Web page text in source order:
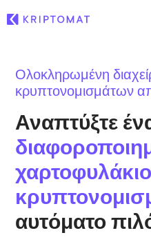
Όλες οι τιμές
Πάνω από 300+
Τα πιο κερδισμένα &
Βρείτε επενδυτικές ευκαιρίες
Προστέθηκαν πρόσφατα
Πρόσφατα προστιθέμενες
Τι θα γινόταν αν αγόραζα
...σήμερα θα άξιζαν
Αγοραπωλησία
Αγοράστε 300+
Ανταλλαγή
Πάνω από 1.000 επιλογές
Ευφυή χαρτοφυλάκια
Επενδύστε έξυπνα σε
Ολοκληρωμένη
κρυπτονομισμάτων
Αναπτύξτε
χαρτοφυλάκιο
αυτόματο